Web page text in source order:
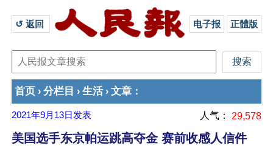
↺ 返回 电子报 正體版
首页 › 分栏目 › 生活 › 文章 ：
2021年9月13日 发表 人气： 29,578
美国选手东京帕运跳高夺金 赛前收感人信件